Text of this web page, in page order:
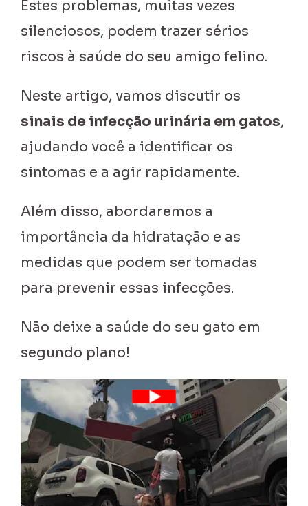
Estes problemas, muitas vezes
silenciosos, podem trazer sérios
riscos à saúde do seu amigo felino.
Neste artigo, vamos discutir os
sinais de infecção urinária em gatos,
ajudando você a identificar os
sintomas e a agir rapidamente.
Além disso, abordaremos a
importância da hidratação e as
medidas que podem ser tomadas
para prevenir essas infecções.
Não deixe a saúde do seu gato em
segundo plano!